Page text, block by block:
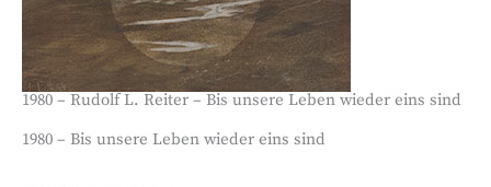
1980 – Rudolf L. Reiter – Bis unsere Leben wieder eins sind
1980 – Bis unsere Leben wieder eins sind